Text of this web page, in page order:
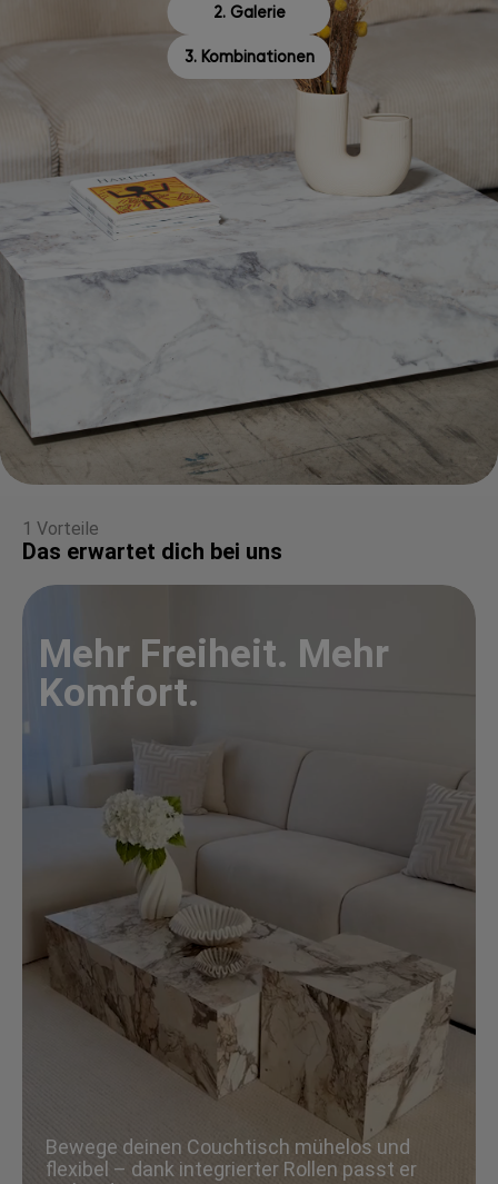
2. Galerie
3. Kombinationen
1 Vorteile
Das erwartet dich bei uns
Mehr Freiheit. Mehr
Komfort.
Bewege deinen Couchtisch mühelos und
flexibel – dank integrierter Rollen passt er